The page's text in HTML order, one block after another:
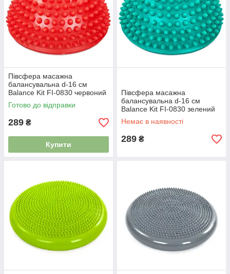
Півсфера масажна
балансувальна d-16 см
Balance Kit FI-0830 червоний
Готово до відправки
289 ₴
Купити
Півсфера масажна
балансувальна d-16 см
Balance Kit FI-0830 зелений
Немає в наявності
289 ₴